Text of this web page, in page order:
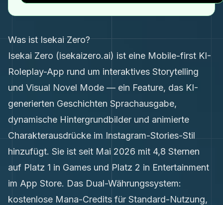
Was ist Isekai Zero?
Isekai Zero (isekaizero.ai) ist eine Mobile-first KI-
Roleplay-App rund um interaktives Storytelling
und Visual Novel Mode — ein Feature, das KI-
generierten Geschichten Sprachausgabe,
dynamische Hintergrundbilder und animierte
Charakterausdrücke im Instagram-Stories-Stil
hinzufügt. Sie ist seit Mai 2026 mit 4,8 Sternen
auf Platz 1 in Games und Platz 2 in Entertainment
im App Store. Das Dual-Währungssystem:
kostenlose Mana-Credits für Standard-Nutzung,